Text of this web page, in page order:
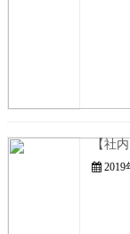
【社
2019